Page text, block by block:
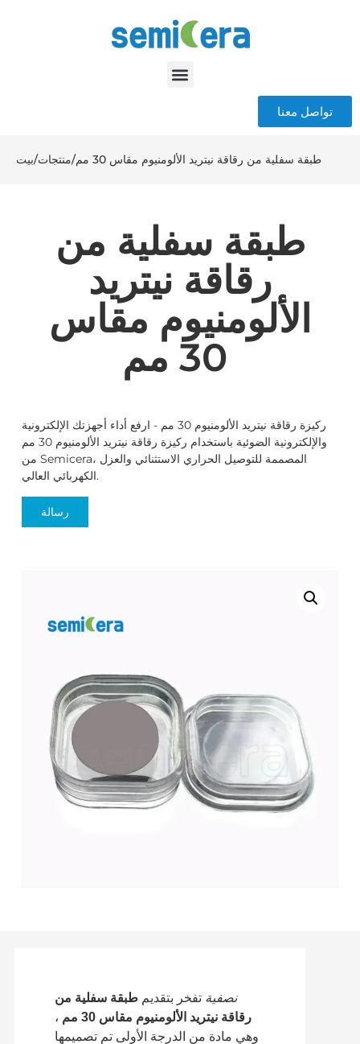
تواصل معنا
بيت/منتجات/
طبقة سفلية من
رقاقة نيتريد
الألومنيوم مقاس
ركيزة رقاقة نيتريد الألومنيوم 30 مم - ارفع أداء أجهزتك الإلكترونية
والإلكترونية الضوئية باستخدام ركيزة رقاقة نيتريد الألومنيوم 30 مم
من Semicera، المصممة للتوصيل الحراري الاستثنائي والعزل
الكهربائي العالي.
رسالة
نصفية تفخر بتقديمطبقة سفلية من
رقاقة نيتريد الألومنيوم مقاس 30 مم
،
وهي مادة من الدرجة الأولى تم تصميمها